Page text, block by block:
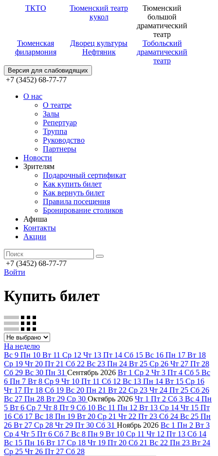
ТКТО
Тюменский театр
кукол
Тюменский
большой
драматический
театр
Тюменская
филармония
Дворец культуры
Нефтяник
Тобольский
драматический
театр
Версия для слабовидящих
+7 (3452) 68-77-77
О нас
О театре
Залы
Репертуар
Труппа
Руководство
Партнеры
Новости
Зрителям
Подарочный сертификат
Как купить билет
Как вернуть билет
Правила посещения
Бронирование столиков
Афиша
Контакты
Акции
+7 (3452) 68-77-77
Войти
Купить билет
На неделю
Вс 9 Пн 10 Вт 11 Ср 12 Чт 13 Пт 14 Сб 15 Вс 16 Пн 17 Вт 18
Ср 19 Чт 20 Пт 21 Сб 22 Вс 23 Пн 24 Вт 25 Ср 26 Чт 27 Пт 28
Сб 29 Вс 30 Пн 31 Сентябрь 2026 Вт 1 Ср 2 Чт 3 Пт 4 Сб 5 Вс
6 Пн 7 Вт 8 Ср 9 Чт 10 Пт 11 Сб 12 Вс 13 Пн 14 Вт 15 Ср 16
Чт 17 Пт 18 Сб 19 Вс 20 Пн 21 Вт 22 Ср 23 Чт 24 Пт 25 Сб 26
Вс 27 Пн 28 Вт 29 Ср 30 Октябрь 2026 Чт 1 Пт 2 Сб 3 Вс 4 Пн
5 Вт 6 Ср 7 Чт 8 Пт 9 Сб 10 Вс 11 Пн 12 Вт 13 Ср 14 Чт 15 Пт
16 Сб 17 Вс 18 Пн 19 Вт 20 Ср 21 Чт 22 Пт 23 Сб 24 Вс 25 Пн
26 Вт 27 Ср 28 Чт 29 Пт 30 Сб 31 Ноябрь 2026 Вс 1 Пн 2 Вт 3
Ср 4 Чт 5 Пт 6 Сб 7 Вс 8 Пн 9 Вт 10 Ср 11 Чт 12 Пт 13 Сб 14
Вс 15 Пн 16 Вт 17 Ср 18 Чт 19 Пт 20 Сб 21 Вс 22 Пн 23 Вт 24
Ср 25 Чт 26 Пт 27 Сб 28